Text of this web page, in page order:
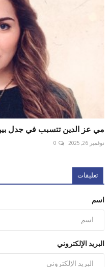
مي عز الدين تتسبب في جدل
نوفمبر 26, 2025 0
تعليقات
اسم
البريد الإلكتروني